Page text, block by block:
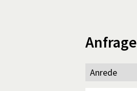
Anfrage